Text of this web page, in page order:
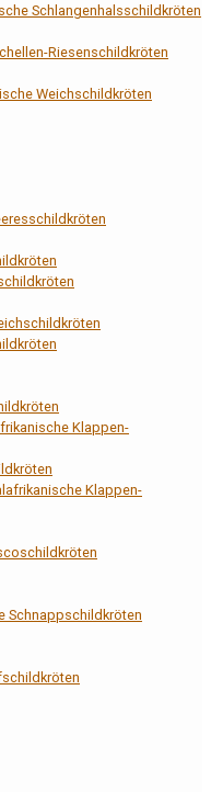
Schlangenhalsschildkröten
Riesenschildkröten
Weichschildkröten
Klappen-
Klappen-
Schnappschildkröten